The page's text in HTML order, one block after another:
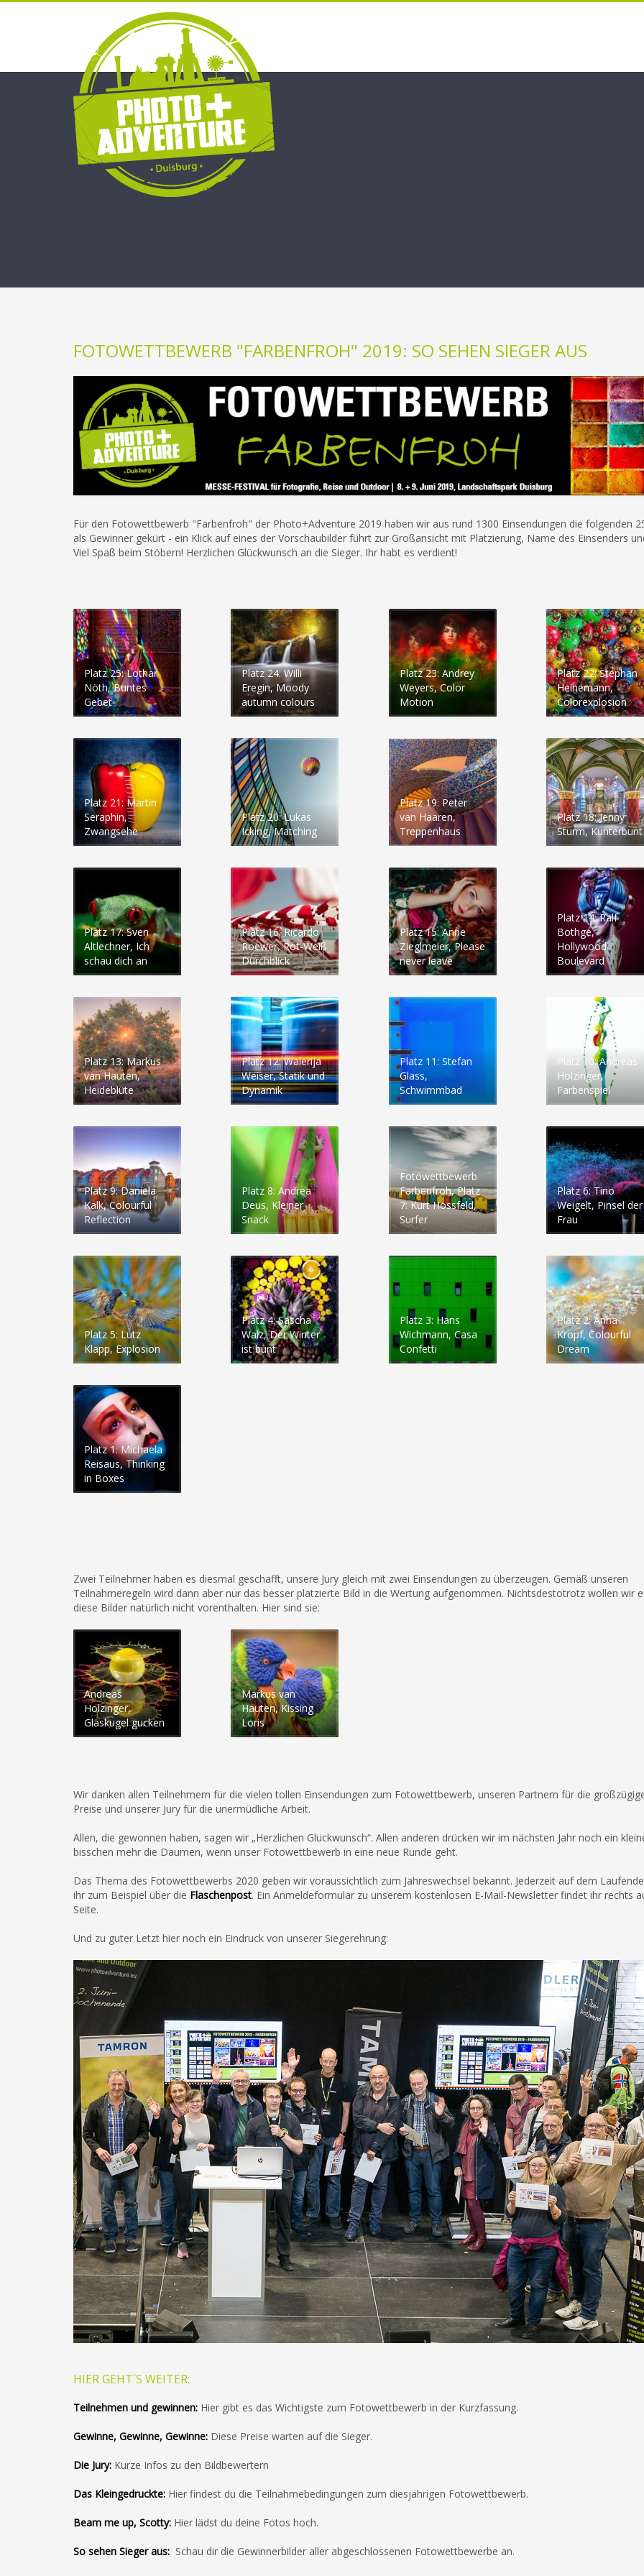
FOTOWETTBEWERB "FARBENFROH" 2019: SO SEHEN SIEGER AUS
Für den Fotowettbewerb "Farbenfroh" der Photo+Adventure 2019 haben wir aus rund 1300 Einsendungen die folgenden
als Gewinner gekürt - ein Klick auf eines der Vorschaubilder führt zur Großansicht mit Platzierung, Name des Einsenders
Viel Spaß beim Stöbern! Herzlichen Glückwunsch an die Sieger. Ihr habt es verdient!
Platz 25: Lothar
Nöth, Buntes
Gebet
Platz 24: Willi
Eregin, Moody
autumn colours
Platz 23: Andrey
Weyers, Color
Motion
Platz 22: Stephan
Heinemann,
Colorexplosion
Platz 21: Martin
Seraphin,
Zwangsehe
Platz 20: Lukas
Icking, Matching
Platz 19: Peter
van Haaren,
Treppenhaus
Platz 18: Jenny
Sturm, Kunterbunt
Platz 17: Sven
Altlechner, Ich
schau dich an
Platz 16: Ricardo
Roewer, Rot-Weiß
Durchblick
Platz 15: Anne
Zieglmeier, Please
never leave
Platz 14: Ralf
Bothge,
Hollywood
Boulevard
Platz 13: Markus
van Hauten,
Heideblüte
Platz 12: Walerija
Weiser, Statik und
Dynamik
Platz 11: Stefan
Glass,
Schwimmbad
Platz 10: Andreas
Holzinger,
Farbenspiel
Platz 9: Daniela
Kalk, Colourful
Reflection
Platz 8: Andrea
Deus, Kleiner
Snack
Fotowettbewerb
Farbenfroh, Platz
7: Kurt Hossfeld,
Surfer
Platz 6: Tino
Weigelt, Pinsel der
Frau
Platz 5: Lutz
Klapp, Explosion
Platz 4: Sascha
Walz, Der Winter
ist bunt
Platz 3: Hans
Wichmann, Casa
Confetti
Platz 2: Anna
Kropf, Colourful
Dream
Platz 1: Michaela
Reisaus, Thinking
in Boxes
Zwei Teilnehmer haben es diesmal geschafft, unsere Jury gleich mit zwei Einsendungen zu überzeugen. Gemäß unseren
Teilnahmeregeln wird dann aber nur das besser platzierte Bild in die Wertung aufgenommen. Nichtsdestotrotz wollen wir
diese Bilder natürlich nicht vorenthalten. Hier sind sie:
Andreas
Holzinger,
Glaskugel gucken
Markus van
Hauten, Kissing
Loris
Wir danken allen Teilnehmern für die vielen tollen Einsendungen zum Fotowettbewerb, unseren Partnern für die
Preise und unserer Jury für die unermüdliche Arbeit.
Allen, die gewonnen haben, sagen wir „Herzlichen Glückwunsch“. Allen anderen drücken wir im nächsten Jahr noch ein
bisschen mehr die Daumen, wenn unser Fotowettbewerb in eine neue Runde geht.
Das Thema des Fotowettbewerbs 2020 geben wir voraussichtlich zum Jahreswechsel bekannt. Jederzeit auf dem
ihr zum Beispiel über die Flaschenpost. Ein Anmeldeformular zu unserem kostenlosen E-Mail-Newsletter findet ihr rechts
Seite.
Und zu guter Letzt hier noch ein Eindruck von unserer Siegerehrung:
HIER GEHT´S WEITER:
Teilnehmen und gewinnen: Hier gibt es das Wichtigste zum Fotowettbewerb in der Kurzfassung.
Gewinne, Gewinne, Gewinne: Diese Preise warten auf die Sieger.
Die Jury: Kurze Infos zu den Bildbewertern
Das Kleingedruckte: Hier findest du die Teilnahmebedingungen zum diesjährigen Fotowettbewerb.
Beam me up, Scotty: Hier lädst du deine Fotos hoch.
So sehen Sieger aus: Schau dir die Gewinnerbilder aller abgeschlossenen Fotowettbewerbe an.